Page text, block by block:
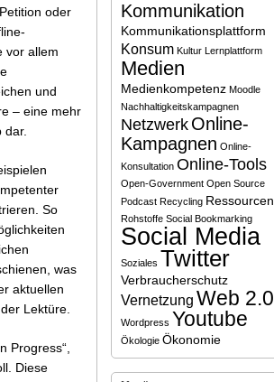
oder
vor allem
und
– eine mehr
So
was
aktuellen
Lektüre.
Progress“,
Diese
Kommunikation
Kommunikationsplattform
Konsum Kultur Lernplattform
Medien
Medienkompetenz Moodle
Nachhaltigkeitskampagnen
NetzwerkOnline-
Kampagnen Online-
Konsultation Online-Tools
Open-Government Open Source
Podcast Recycling Ressourcen
Rohstoffe Social Bookmarking
Social Media
Soziales Twitter
Verbraucherschutz
Vernetzung Web 2.0
Wordpress Youtube
Ökologie Ökonomie